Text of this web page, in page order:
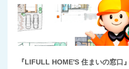
『LIFULL HOME'S 住まいの窓口